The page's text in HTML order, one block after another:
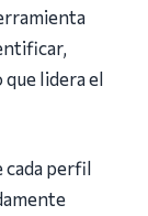
lidera el
cada perfil